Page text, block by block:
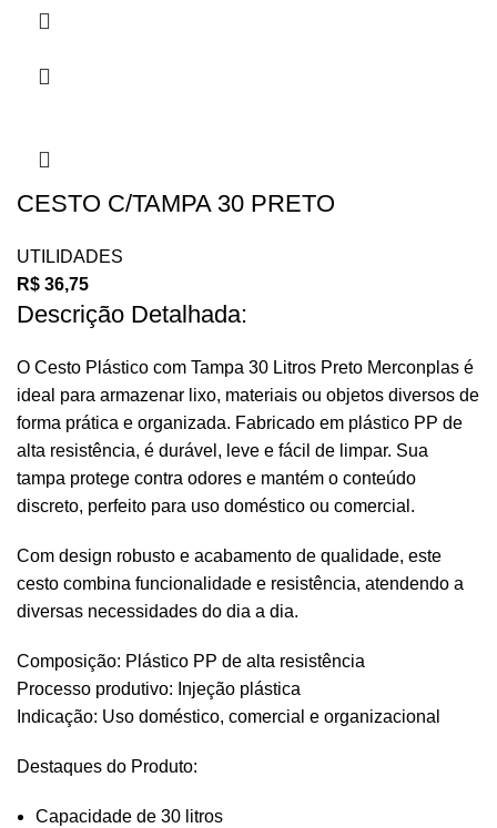
CESTO C/TAMPA 30 PRETO
UTILIDADES
R$ 36,75
Descrição Detalhada:
O Cesto Plástico com Tampa 30 Litros Preto Merconplas é
ideal para armazenar lixo, materiais ou objetos diversos de
forma prática e organizada. Fabricado em plástico PP de
alta resistência, é durável, leve e fácil de limpar. Sua
tampa protege contra odores e mantém o conteúdo
discreto, perfeito para uso doméstico ou comercial.
Com design robusto e acabamento de qualidade, este
cesto combina funcionalidade e resistência, atendendo a
diversas necessidades do dia a dia.
Composição: Plástico PP de alta resistência
Processo produtivo: Injeção plástica
Indicação: Uso doméstico, comercial e organizacional
Destaques do Produto:
Capacidade de 30 litros